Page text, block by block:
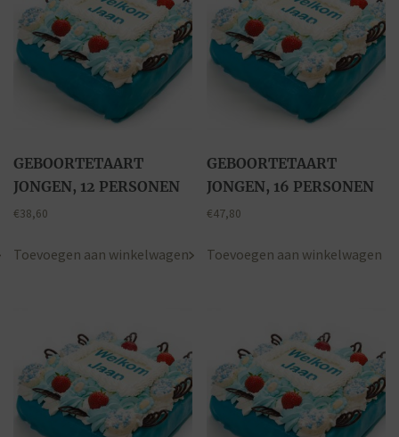
GEBOORTETAART
JONGEN, 12 PERSONEN
€38,60
Toevoegen aan winkelwagen
GEBOORTETAART
JONGEN, 16 PERSONEN
€47,80
Toevoegen aan winkelwagen